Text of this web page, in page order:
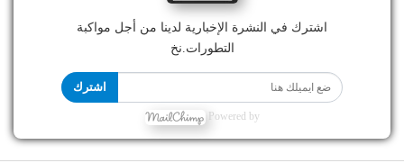
اشترك في النشرة الإخبارية لدينا من أجل مواكبة
التطورات.نخ
اشترك
Powered by